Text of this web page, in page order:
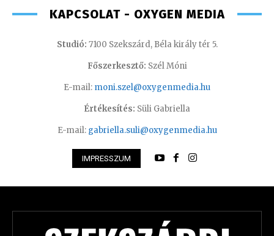
KAPCSOLAT - OXYGEN MEDIA
Studió: 7100 Szekszárd, Béla király tér 5.
Főszerkesztő: Szél Móni
E-mail: moni.szel@oxygenmedia.hu
Értékesítés: Süli Gabriella
E-mail: gabriella.suli@oxygenmedia.hu
IMPRESSZUM